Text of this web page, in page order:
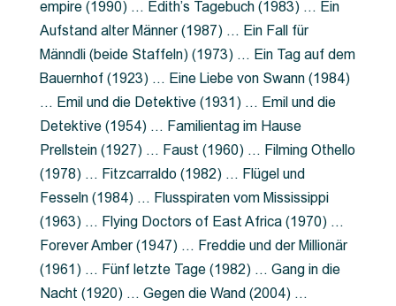
empire (1990) … Edith’s Tagebuch (1983) … Ein
Aufstand alter Männer (1987) … Ein Fall für
Männdli (beide Staffeln) (1973) … Ein Tag auf dem
Bauernhof (1923) … Eine Liebe von Swann (1984)
… Emil und die Detektive (1931) … Emil und die
Detektive (1954) … Familientag im Hause
Prellstein (1927) … Faust (1960) … Filming Othello
(1978) … Fitzcarraldo (1982) … Flügel und
Fesseln (1984) … Flusspiraten vom Mississippi
(1963) … Flying Doctors of East Africa (1970) …
Forever Amber (1947) … Freddie und der Millionär
(1961) … Fünf letzte Tage (1982) … Gang in die
Nacht (1920) … Gegen die Wand (2004) …